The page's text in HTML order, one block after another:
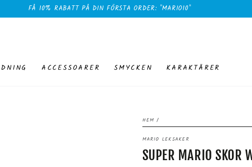
FÅ 10% RABATT PÅ DIN FÖRSTA ORDER: "MARIO10"
ACCESSOARER SMYCKEN KARAKTÄRER
HEM /
MARIO LEKSAKER
SUPER MARIO SKOR